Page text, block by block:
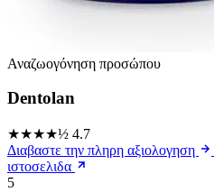
Αναζωογόνηση προσώπου
Dentolan
★★★★½ 4.7
Διαβαστε την πληρη αξιολογηση
ιστοσελιδα
5